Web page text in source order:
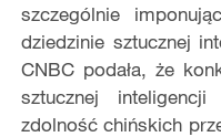
szczególnie
dziedzinie sztucznej
CNBC podała, że
sztucznej
zdolność chińskich